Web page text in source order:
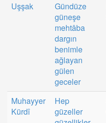
Uşşak
Gündüze
güneşe
mehtâba
dargın
benimle
ağlayan
gülen
geceler
Muhayyer
Kürdî
Hep
güzeller